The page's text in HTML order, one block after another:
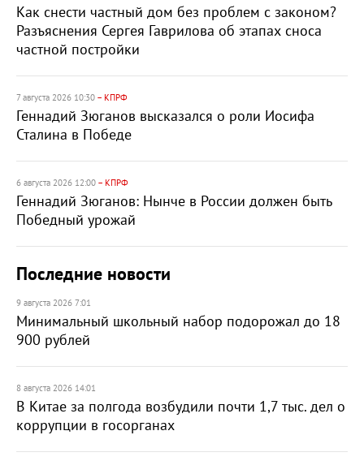
Как снести частный дом без проблем с законом?
Разъяснения Сергея Гаврилова об этапах сноса
частной постройки
7 августа 2026 10:30 – КПРФ
Геннадий Зюганов высказался о роли Иосифа
Сталина в Победе
6 августа 2026 12:00 – КПРФ
Геннадий Зюганов: Нынче в России должен быть
Победный урожай
Последние новости
9 августа 2026 7:01
Минимальный школьный набор подорожал до 18
900 рублей
8 августа 2026 14:01
В Китае за полгода возбудили почти 1,7 тыс. дел о
коррупции в госорганах